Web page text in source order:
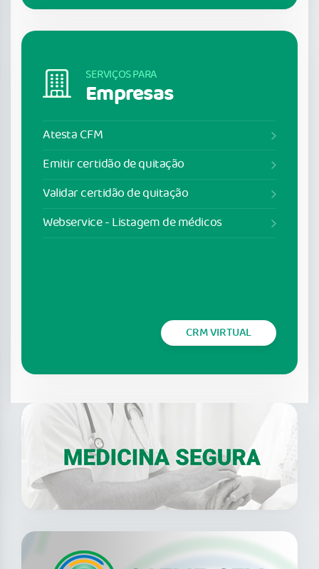
SERVIÇOS PARA
Empresas
Atesta CFM
Emitir certidão de quitação
Validar certidão de quitação
Webservice - Listagem de médicos
CRM VIRTUAL